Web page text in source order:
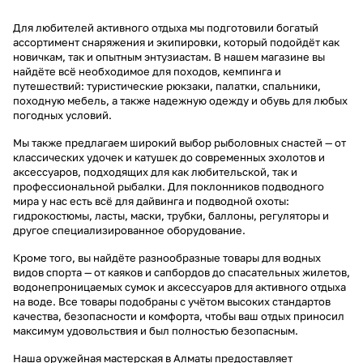
Для любителей активного отдыха мы подготовили богатый
ассортимент снаряжения и экипировки, который подойдёт как
новичкам, так и опытным энтузиастам. В нашем магазине вы
найдёте всё необходимое для походов, кемпинга и
путешествий: туристические рюкзаки, палатки, спальники,
походную мебель, а также надежную одежду и обувь для любых
погодных условий.
Мы также предлагаем широкий выбор рыболовных снастей — от
классических удочек и катушек до современных эхолотов и
аксессуаров, подходящих для как любительской, так и
профессиональной рыбалки. Для поклонников подводного
мира у нас есть всё для дайвинга и подводной охоты:
гидрокостюмы, ласты, маски, трубки, баллоны, регуляторы и
другое специализированное оборудование.
Кроме того, вы найдёте разнообразные товары для водных
видов спорта — от каяков и сапбордов до спасательных жилетов,
водонепроницаемых сумок и аксессуаров для активного отдыха
на воде. Все товары подобраны с учётом высоких стандартов
качества, безопасности и комфорта, чтобы ваш отдых приносил
максимум удовольствия и был полностью безопасным.
Наша оружейная мастерская в Алматы предоставляет